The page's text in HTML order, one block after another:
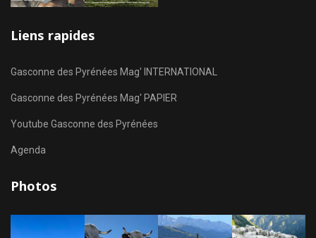
Liens rapides
Gasconne des Pyrénées Mag' INTERNATIONAL
Gasconne des Pyrénées Mag' PAPIER
Youtube Gasconne des Pyrénées
Agenda
Photos